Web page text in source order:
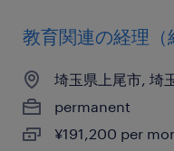
教育関連の経理（
埼玉県上尾市, 埼
permanent
¥191,200 per